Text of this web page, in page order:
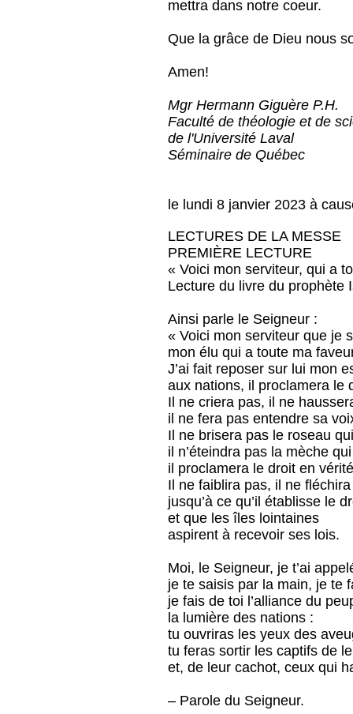
mettra dans notre coeur.
Que la grâce de Dieu nous
Amen!
Mgr Hermann Giguère P.H.
Faculté de théologie et de
de l'Université Laval
Séminaire de Québec
le lundi 8 janvier 2023 à
LECTURES DE LA MESSE
PREMIÈRE LECTURE
« Voici mon serviteur, qui a
Lecture du livre du prophète
Ainsi parle le Seigneur :
« Voici mon serviteur que je
mon élu qui a toute ma
J’ai fait reposer sur lui mon
aux nations, il proclamera le
Il ne criera pas, il ne
il ne fera pas entendre sa
Il ne brisera pas le roseau
il n’éteindra pas la mèche
il proclamera le droit en
Il ne faiblira pas, il ne
jusqu’à ce qu’il établisse le
et que les îles lointaines
aspirent à recevoir ses lois.
Moi, le Seigneur, je t’ai
je te saisis par la main, je te
je fais de toi l’alliance du
la lumière des nations :
tu ouvriras les yeux des
tu feras sortir les captifs de
et, de leur cachot, ceux qui
– Parole du Seigneur.